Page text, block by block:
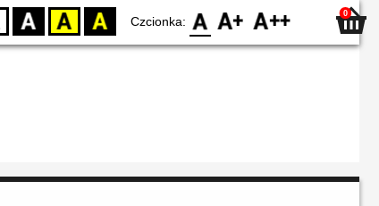
BW YB BY Czcionka: F0 F1 F2 0